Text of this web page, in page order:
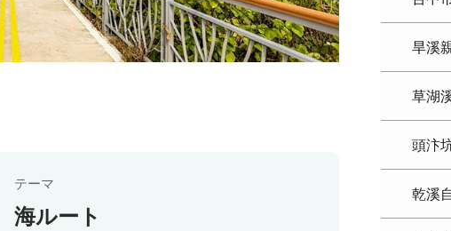
テーマ
海ルート
旱溪
草湖
頭汴
乾溪